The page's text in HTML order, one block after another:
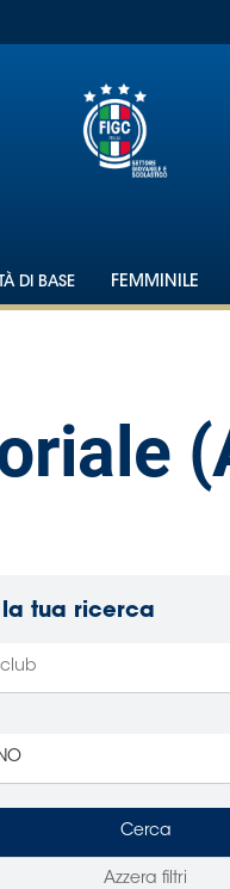
DI BASE FEMMINILE
tua ricerca
Cerca
Azzera filtri